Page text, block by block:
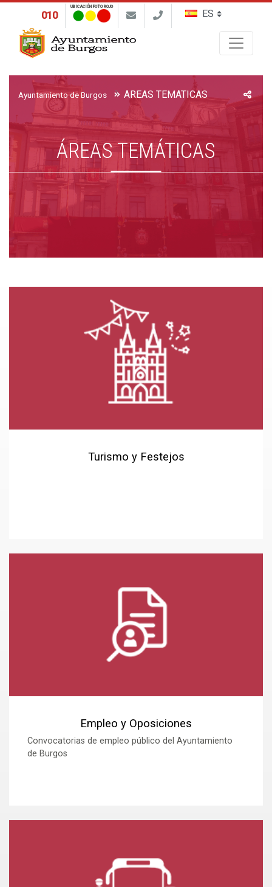
010
UBICACIÓN FOTO ROJO
Ayuntamiento de Burgos ÁREAS TEMÁTICAS
ÁREAS TEMÁTICAS
Turismo y Festejos
Empleo y Oposiciones
Convocatorias de empleo público del Ayuntamiento
de Burgos